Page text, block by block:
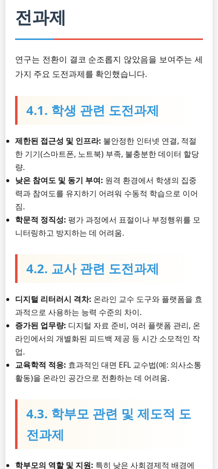
전과제
연구는 전환이 결코 순조롭지 않았음을 보여주는 세
가지 주요 도전과제를 확인했습니다.
4.1. 학생 관련 도전과제
제한된 접근성 및 인프라: 불안정한 인터넷 연결, 적절
한 기기(스마트폰, 노트북) 부족, 불충분한 데이터 할당
량.
낮은 참여도 및 동기 부여: 원격 환경에서 학생의 집중
력과 참여도를 유지하기 어려워 수동적 학습으로 이어
짐.
학문적 정직성: 평가 과정에서 표절이나 부정행위를 모
니터링하고 방지하는 데 어려움.
4.2. 교사 관련 도전과제
디지털 리터러시 격차: 온라인 교수 도구와 플랫폼을 효
과적으로 사용하는 능력 수준의 차이.
증가된 업무량: 디지털 자료 준비, 여러 플랫폼 관리, 온
라인에서의 개별화된 피드백 제공 등 시간 소모적인 작
업.
교육학적 적응: 효과적인 대면 EFL 교수법(예: 의사소통
활동)을 온라인 공간으로 전환하는 데 어려움.
4.3. 학부모 관련 및 제도적 도
전과제
학부모의 역할 및 지원: 특히 낮은 사회경제적 배경에